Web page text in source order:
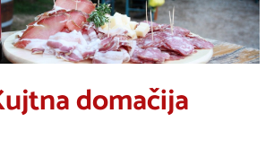
domačija